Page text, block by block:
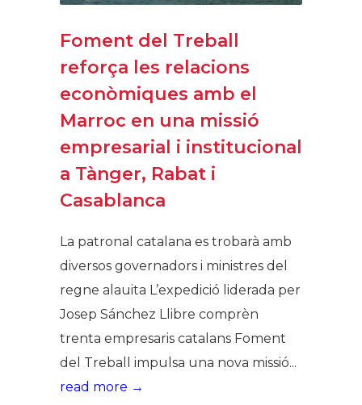
Foment del Treball
reforça les relacions
econòmiques amb el
Marroc en una missió
empresarial i institucional
a Tànger, Rabat i
Casablanca
La patronal catalana es trobarà amb
diversos governadors i ministres del
regne alauita L’expedició liderada per
Josep Sánchez Llibre comprèn
trenta empresaris catalans Foment
del Treball impulsa una nova missió...
read more →